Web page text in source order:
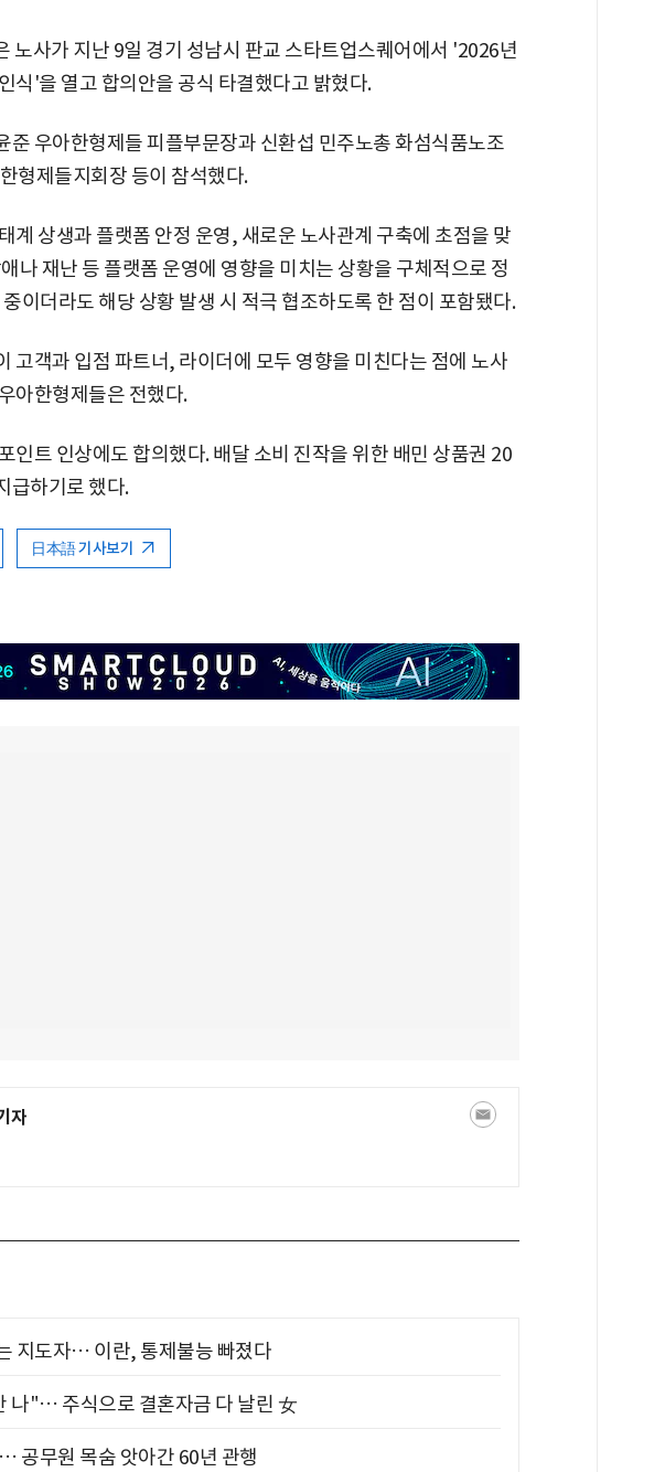
노사가 지난 9일 경기 성남시 판교 스타트업스퀘어에서 '2026년
식'을 열고 합의안을 공식 타결했다고 밝혔다.
준 우아한형제들 피플부문장과 신환섭 민주노총 화섬식품노조
형제들지회장 등이 참석했다.
계 상생과 플랫폼 안정 운영, 새로운 노사관계 구축에 초점을 맞
나 재난 등 플랫폼 운영에 영향을 미치는 상황을 구체적으로 정
이더라도 해당 상황 발생 시 적극 협조하도록 한 점이 포함됐다.
고객과 입점 파트너, 라이더에 모두 영향을 미친다는 점에 노사
아한형제들은 전했다.
인트 인상에도 합의했다. 배달 소비 진작을 위한 배민 상품권 20
급하기로 했다.
日本語 기사보기
자
지도자… 이란, 통제불능 빠졌다
나"… 주식으로 결혼자금 다 날린 女
공무원 목숨 앗아간 60년 관행